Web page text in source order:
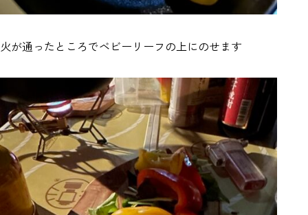
火が通ったところでベビーリーフの上にのせます